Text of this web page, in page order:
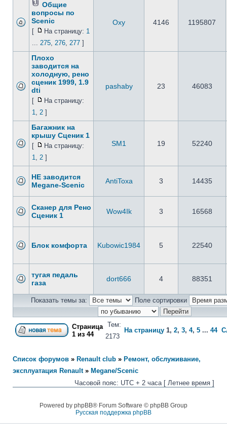
Общие
вопросы по
Scenic
[ На страницу: 1
... 275, 276, 277 ]
Oxy 4146 1195807
Плохо
заводится на
холодную, рено
сценик 1999, 1.9
dti
[
На страницу:
1, 2 ]
pashaby 23 46083
Багажник на
крышу Сценик 1
[
На страницу:
1, 2 ]
SM1 19 52240
НЕ заводится
Megane-Scenic
AntiToxа 3 14435
Сканер для Рено
Сценик 1
Wow4Ik 3 16568
Блок комфорта Kubowic1984 5 22540
тугая педаль
газа
dort666 4 88351
Показать темы за: Поле сортировки
Страница
1 из 44
Тем:
2173
На страницу 1, 2, 3, 4, 5 ... 44
Список форумов » Renault club » Ремонт, обслуживание,
эксплуатация Renault» Megane/Scenic
Часовой пояс: UTC + 2 часа [ Летнее время ]
Powered by phpBB® Forum Software © phpBB Group
Русская поддержка phpBB